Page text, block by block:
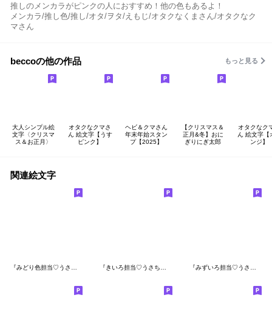
推しのメンカラがピンクの人におすすめ！他の色もあるよ！
メンカラ/推し色/推し/オタ/ヲタ/えもじ/オタクなくまさん/オタクなク
マさん
beccoの他の作品 もっと見る
大人シンプル絵
文字〈クリスマ
ス＆お正月〉
オタクなクマさ
ん 絵文字【うす
ピンク】
ヘビ＆クマさん
年末年始スタン
プ【2025】
【クリスマス＆
正月&冬】おに
ぎりにぎ太郎
オタクなク
ん 絵文字【
ンジ】
関連絵文字